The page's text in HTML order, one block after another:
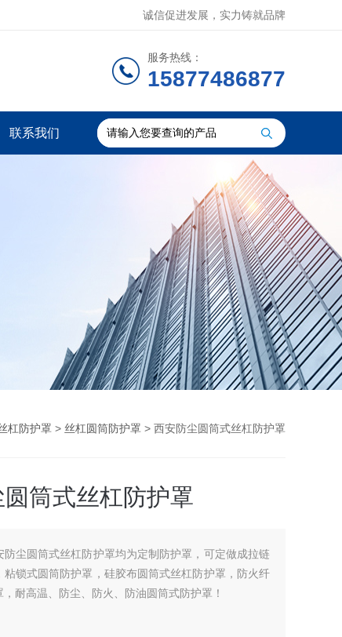
诚信促进发展，实力铸就品牌
服务热线：
15877486877
联系我们
杠防护罩 > 丝杠圆筒防护罩 > 西安防尘圆筒式丝杠防护罩
筒式丝杠防护罩
防尘圆筒式丝杠防护罩均为定制防护罩，可定做成拉链
粘锁式圆筒防护罩，硅胶布圆筒式丝杠防护罩，防火纤
耐高温、防尘、防火、防油圆筒式防护罩！